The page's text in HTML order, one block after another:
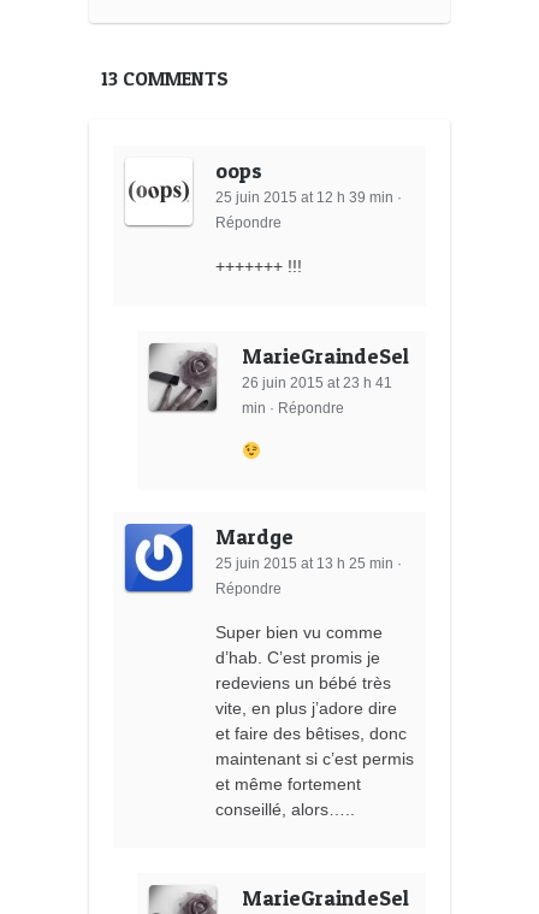
13 COMMENTS
oops
25 juin 2015 at 12 h 39 min ·
Répondre
+++++++ !!!
MarieGraindeSel
26 juin 2015 at 23 h 41
min · Répondre
Mardge
25 juin 2015 at 13 h 25 min ·
Répondre
Super bien vu comme
d’hab. C’est promis je
redeviens un bébé très
vite, en plus j’adore dire
et faire des bêtises, donc
maintenant si c’est permis
et même fortement
conseillé, alors…..
MarieGraindeSel